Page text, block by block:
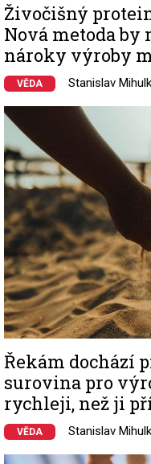
Živočišný
Nová metoda
nároky výroby
VĚDA Stanislav
Image
Řekám dochází
surovina pro
rychleji, než ji
VĚDA Stanislav